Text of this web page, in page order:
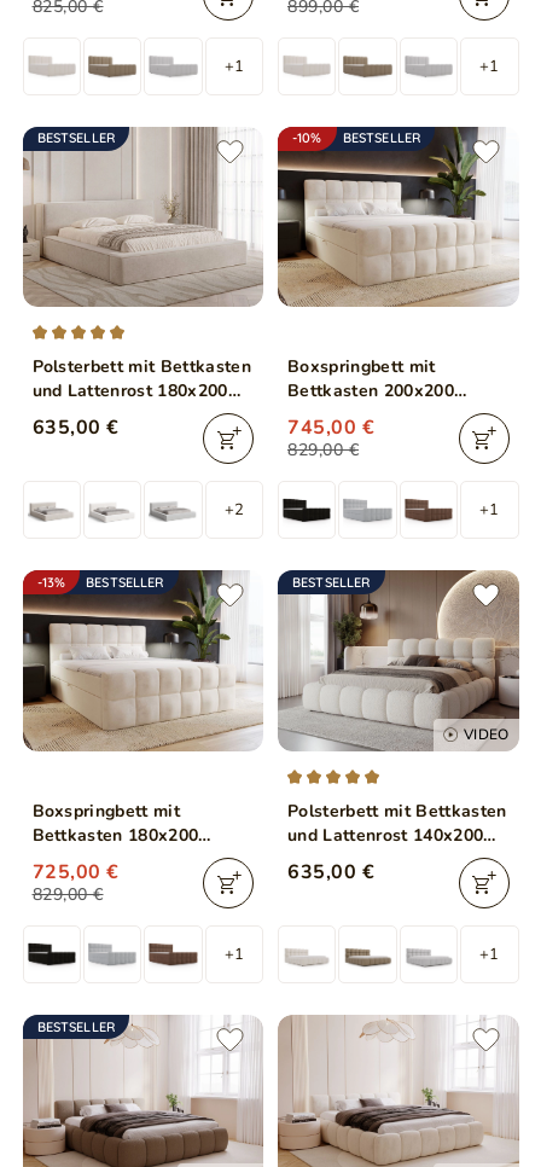
825,00 €
+1
899,00 €
+1
BESTSELLER
Polsterbett mit Bettkasten
und Lattenrost 180x200
Mali Beige
635,00 €
+2
-10% BESTSELLER
Boxspringbett mit
Bettkasten 200x200
Alicante Beige
829,00 €
745,00 €
+1
-13% BESTSELLER
Boxspringbett mit
Bettkasten 180x200
Alicante Beige
829,00 €
725,00 €
+1
BESTSELLER
VIDEO
Polsterbett mit Bettkasten
und Lattenrost 140x200
Modo aus Bouclé-Stoff
Beige
635,00 €
+1
BESTSELLER